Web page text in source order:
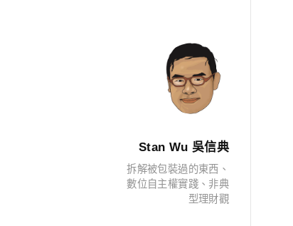
Stan Wu 吳信典
拆解被包裝過的東西、
數位自主權實踐、非典
型理財觀